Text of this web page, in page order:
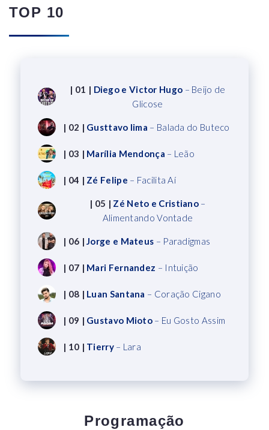
TOP 10
| 01 | Diego e Victor Hugo – Beijo de
Glicose
| 02 | Gusttavo lima – Balada do Buteco
| 03 | Marília Mendonça – Leão
| 04 | Zé Felipe – Facilita Aí
| 05 | Zé Neto e Cristiano –
Alimentando Vontade
| 06 |Jorge e Mateus – Paradigmas
| 07 | Mari Fernandez – Intuição
| 08 | Luan Santana – Coração Cigano
| 09 | Gustavo Mioto – Eu Gosto Assim
| 10 | Tierry– Lara
Programação